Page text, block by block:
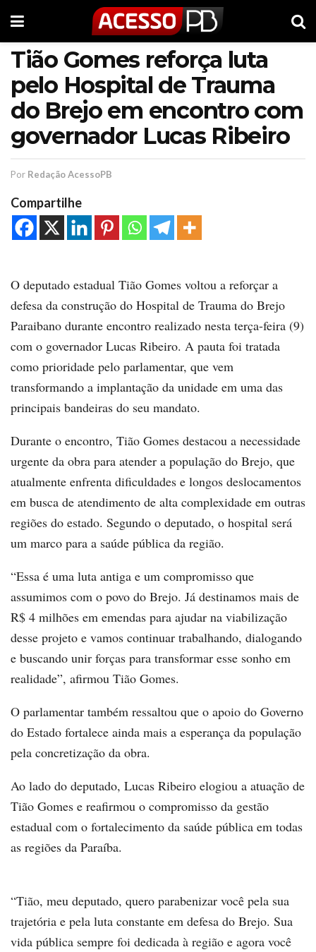
Tião Gomes reforça luta
pelo Hospital de Trauma
do Brejo em encontro com
governador Lucas Ribeiro
Por Redação AcessoPB
Compartilhe
O deputado estadual Tião Gomes voltou a reforçar a
defesa da construção do Hospital de Trauma do Brejo
Paraibano durante encontro realizado nesta terça-feira (9)
com o governador Lucas Ribeiro. A pauta foi tratada
como prioridade pelo parlamentar, que vem
transformando a implantação da unidade em uma das
principais bandeiras do seu mandato.
Durante o encontro, Tião Gomes destacou a necessidade
urgente da obra para atender a população do Brejo, que
atualmente enfrenta dificuldades e longos deslocamentos
em busca de atendimento de alta complexidade em outras
regiões do estado. Segundo o deputado, o hospital será
um marco para a saúde pública da região.
“Essa é uma luta antiga e um compromisso que
assumimos com o povo do Brejo. Já destinamos mais de
R$ 4 milhões em emendas para ajudar na viabilização
desse projeto e vamos continuar trabalhando, dialogando
e buscando unir forças para transformar esse sonho em
realidade”, afirmou Tião Gomes.
O parlamentar também ressaltou que o apoio do Governo
do Estado fortalece ainda mais a esperança da população
pela concretização da obra.
Ao lado do deputado, Lucas Ribeiro elogiou a atuação de
Tião Gomes e reafirmou o compromisso da gestão
estadual com o fortalecimento da saúde pública em todas
as regiões da Paraíba.
“Tião, meu deputado, quero parabenizar você pela sua
trajetória e pela luta constante em defesa do Brejo. Sua
vida pública sempre foi dedicada à região e agora você